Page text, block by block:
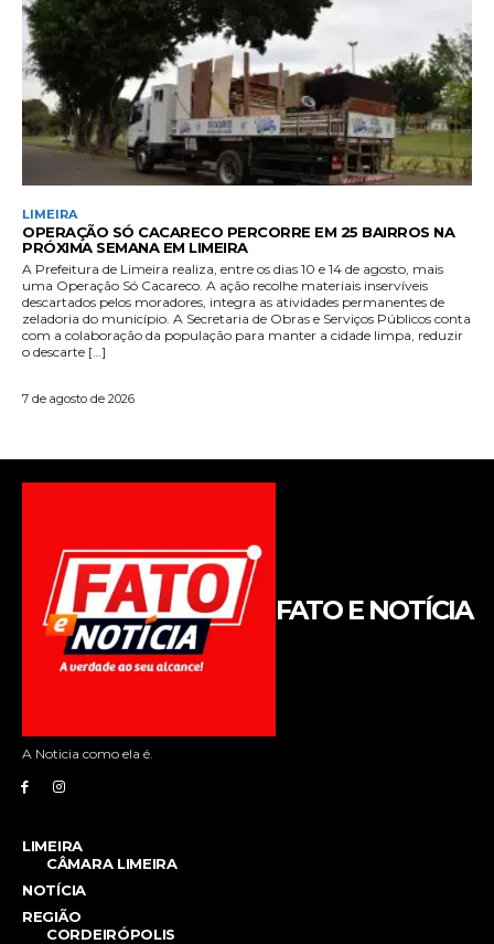
FATO E NOTÍCIA
A Noticia como ela é.
LIMEIRA
CÂMARA LIMEIRA
NOTÍCIA
REGIÃO
CORDEIRÓPOLIS